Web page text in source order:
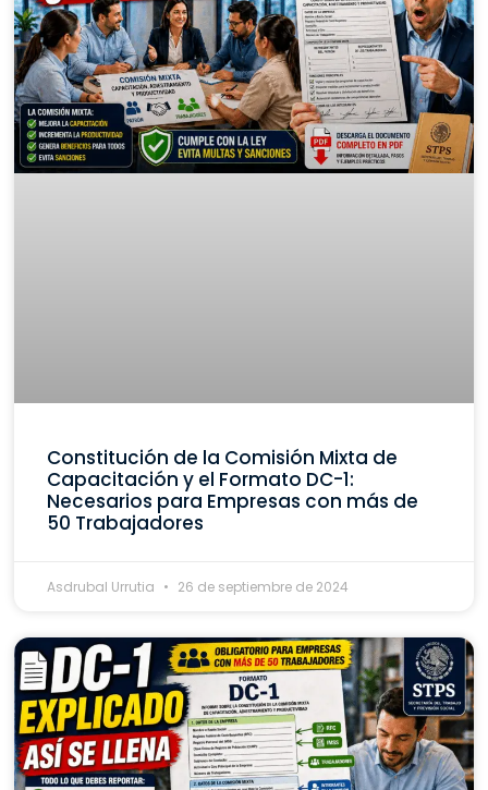
Constitución de la Comisión Mixta de
Capacitación y el Formato DC-1:
Necesarios para Empresas con más de
50 Trabajadores
Asdrubal Urrutia 26 de septiembre de 2024